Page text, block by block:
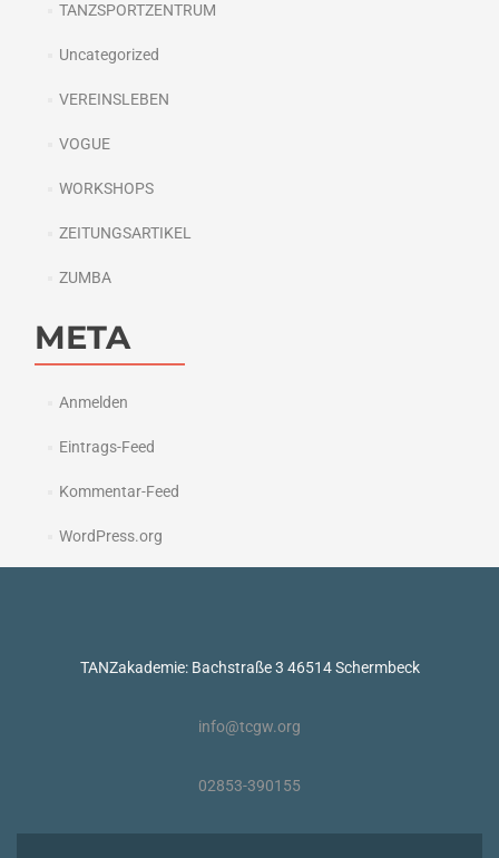
TANZSPORTZENTRUM
Uncategorized
VEREINSLEBEN
VOGUE
WORKSHOPS
ZEITUNGSARTIKEL
ZUMBA
META
Anmelden
Eintrags-Feed
Kommentar-Feed
WordPress.org
TANZakademie: Bachstraße 3 46514 Schermbeck
info@tcgw.org
02853-390155